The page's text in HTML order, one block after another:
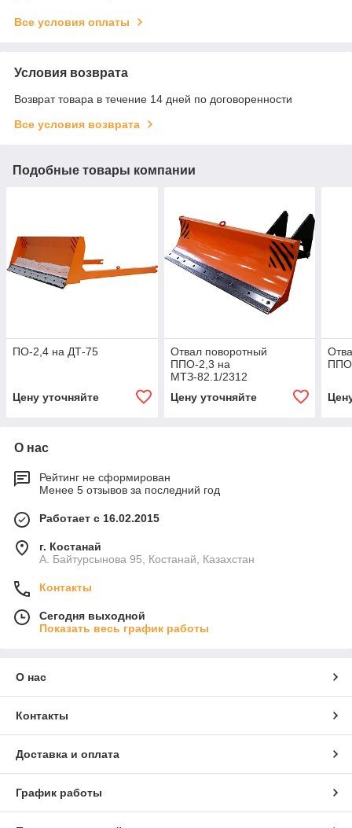
Все условия оплаты
Условия возврата
Возврат товара в течение 14 дней по договоренности
Все условия возврата
Подобные товары компании
ПО-2,4 на ДТ-75
Цену уточняйте
Отвал поворотный
ППО-2,3 на
МТЗ-82.1/2312
Цену уточняйте
О нас
Рейтинг не сформирован
Менее 5 отзывов за последний год
Работает с 16.02.2015
г. Костанай
А. Байтурсынова 95, Костанай, Казахстан
Контакты
Сегодня выходной
Показать весь график работы
О нас
Контакты
Доставка и оплата
График работы